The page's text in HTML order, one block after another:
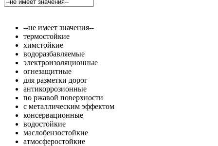
--не имеет значения--
термостойкие
химстойкие
водоразбавляемые
электроизоляционные
огнезащитные
для разметки дорог
антикоррозионные
по ржавой поверхности
с металлическим эффектом
консервационные
водостойкие
маслобензостойкие
атмосферостойкие